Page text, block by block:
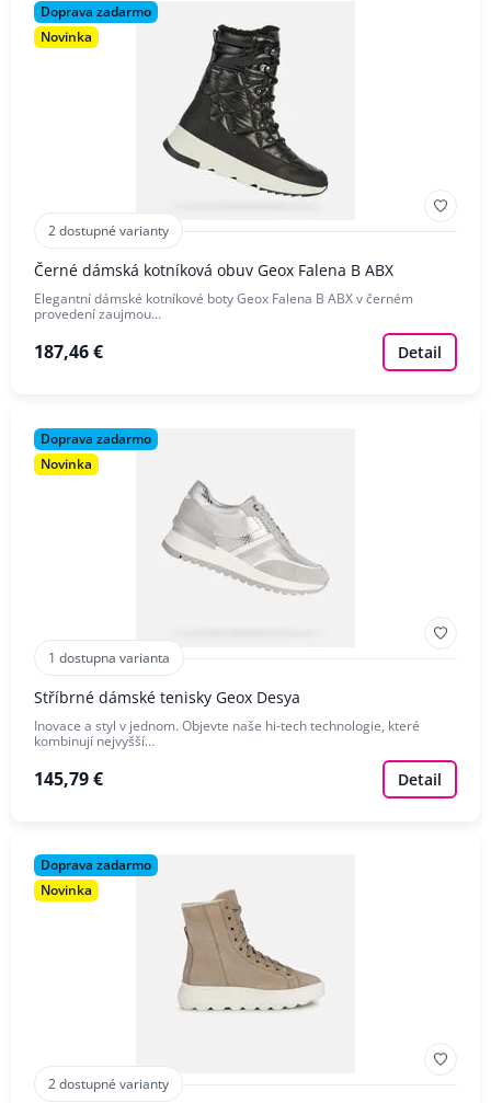
Doprava zadarmo
Novinka
2 dostupné varianty
Černé dámská kotníková obuv Geox Falena B ABX
Elegantní dámské kotníkové boty Geox Falena B ABX v černém
provedení zaujmou…
187,46 € Detail
Doprava zadarmo
Novinka
1 dostupna varianta
Stříbrné dámské tenisky Geox Desya
Inovace a styl v jednom. Objevte naše hi-tech technologie, které
kombinují nejvyšší…
145,79 € Detail
Doprava zadarmo
Novinka
2 dostupné varianty